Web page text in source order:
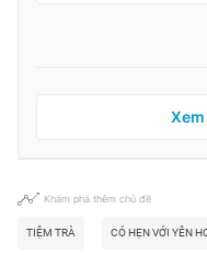
Khám phá thêm chủ đề
TIỆM TRÀ CÓ HẸN VỚI YÊN